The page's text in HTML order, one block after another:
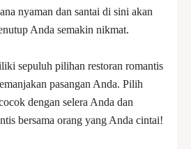
nyaman dan santai di sini akan
Anda semakin nikmat.
sepuluh pilihan restoran romantis
pasangan Anda. Pilih
dengan selera Anda dan
bersama orang yang Anda cintai!